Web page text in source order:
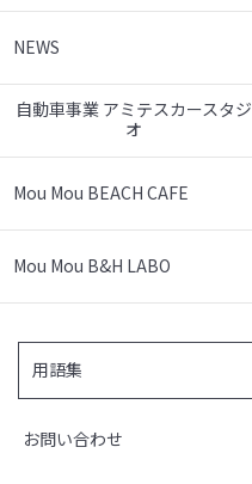
NEWS
自動車事業 アミテスカースタジ
オ
Mou Mou BEACH CAFE
Mou Mou B&H LABO
用語集
お問い合わせ